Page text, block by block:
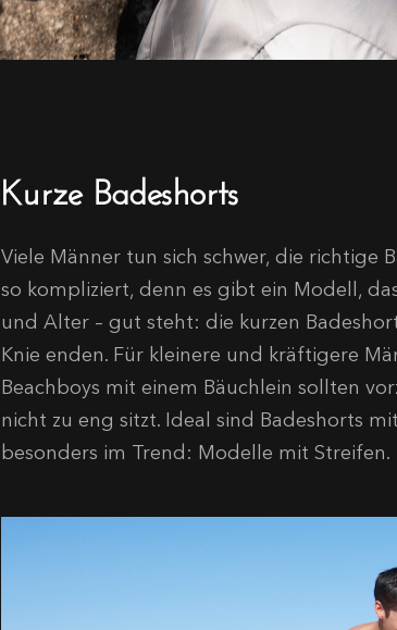
Kurze Badeshorts
Viele Männer tun sich schwer, die richtige
so kompliziert, denn es gibt ein Modell,
und Alter – gut steht: die kurzen
Knie enden. Für kleinere und kräftigere
Beachboys mit einem Bäuchlein sollten
nicht zu eng sitzt. Ideal sind Badeshorts
besonders im Trend: Modelle mit Streifen.